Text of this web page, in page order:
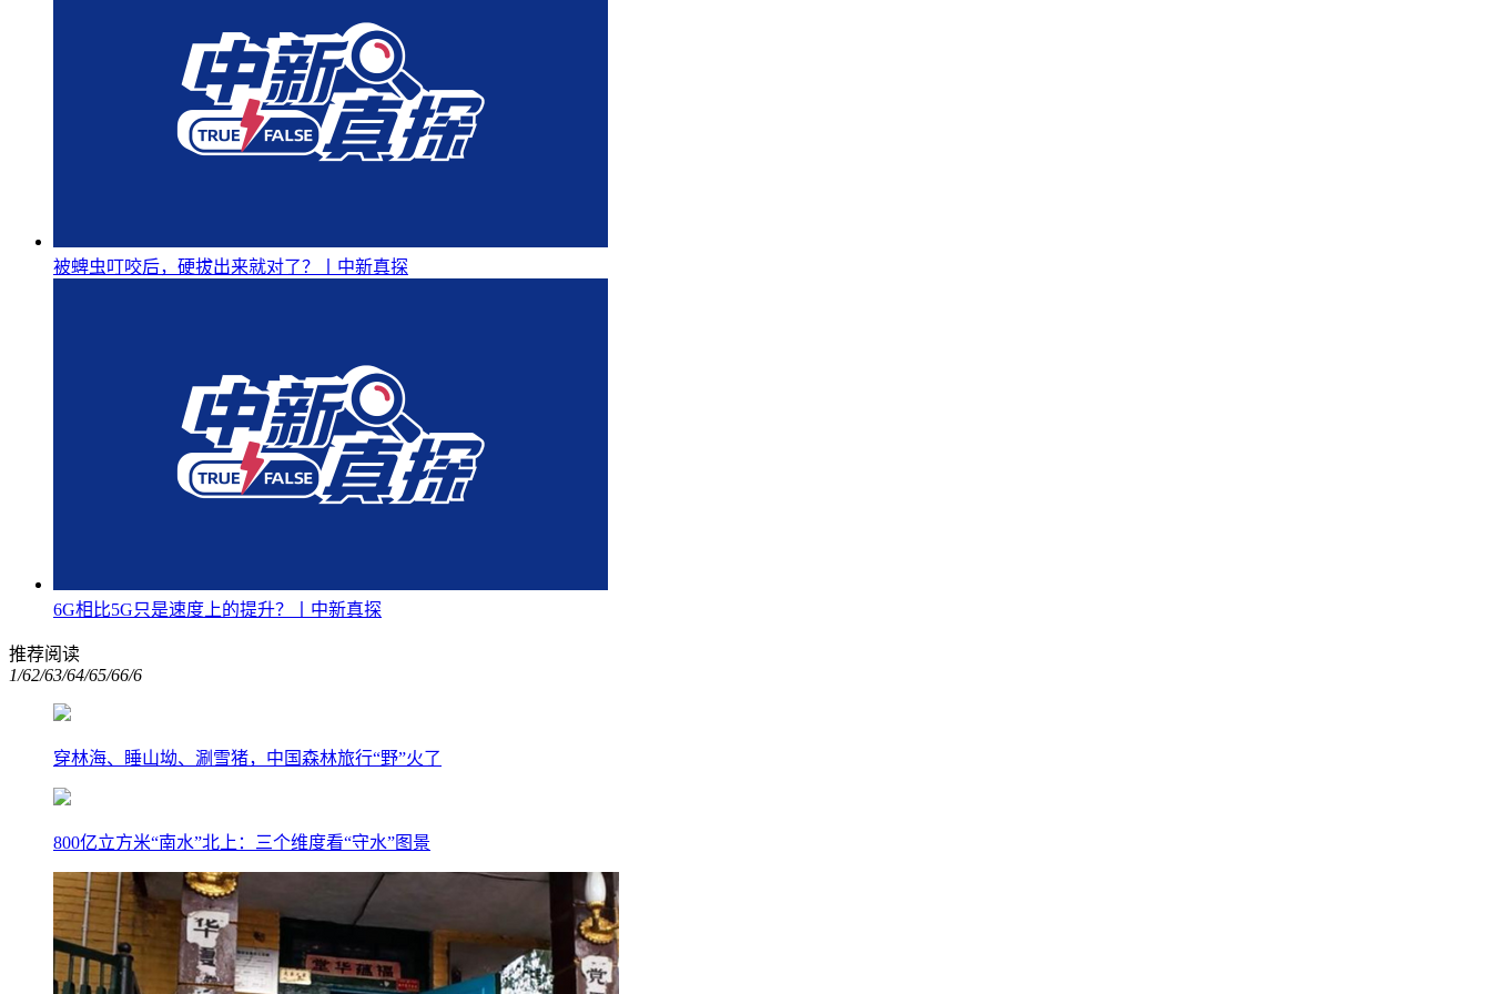
被蜱虫叮咬后，硬拔出来就对了？丨中新真探
6G相比5G只是速度上的提升？丨中新真探
推荐阅读
1/62/63/64/65/66/6
穿林海、睡山坳、涮雪猪，中国森林旅行“野”火了
800亿立方米“南水”北上：三个维度看“守水”图景